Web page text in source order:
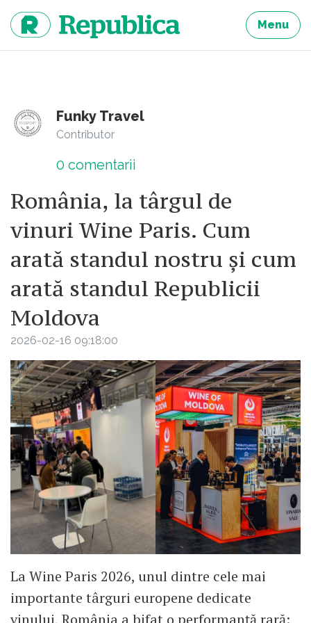
continut
Menu
Funky Travel
Contributor
0 comentarii
România, la târgul de
vinuri Wine Paris. Cum
arată standul nostru și cum
arată standul Republicii
Moldova
2026-02-16 09:18:00
La Wine Paris 2026, unul dintre cele mai
importante târguri europene dedicate
vinului, România a bifat o performanță rară: